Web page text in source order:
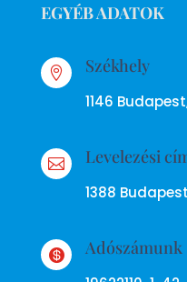
EGYÉB ADATOK
 Székhely
1146
 Levelezési
1388
 Adószámunk